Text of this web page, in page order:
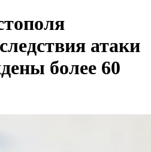
атаки
более 60